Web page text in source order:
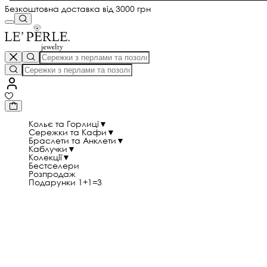
Безкоштовна доставка від 3000 грн
Кольє та Горлиці ▼
Сережки та Кафи ▼
Браслети та Анклети ▼
Каблучки ▼
Колекції▼
Бестселери
Розпродаж
Подарунки 1+1=3